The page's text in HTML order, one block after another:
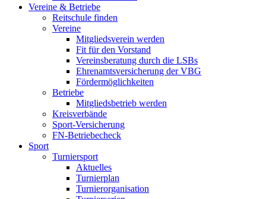
Vereine & Betriebe
Reitschule finden
Vereine
Mitgliedsverein werden
Fit für den Vorstand
Vereinsberatung durch die LSBs
Ehrenamtsversicherung der VBG
Fördermöglichkeiten
Betriebe
Mitgliedsbetrieb werden
Kreisverbände
Sport-Versicherung
FN-Betriebecheck
Sport
Turniersport
Aktuelles
Turnierplan
Turnierorganisation